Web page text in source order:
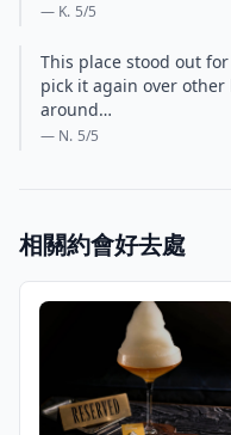
— K. 5/5
This place stood out
pick it again over other
around…
— N. 5/5
相關約會好去處